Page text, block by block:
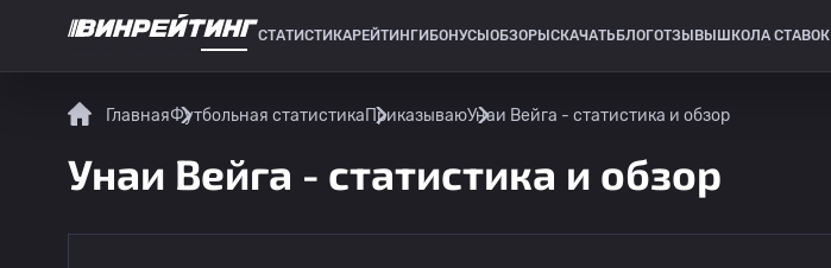
СТАТИСТИКАРЕЙТИНГИ БОНУСЫ ОБЗОРЫ СКАЧАТЬ БЛОГОТЗЫВЫ ШКОЛА СТАВОК
ГлавнаяФутбольная статистикаПриказываюУнаи Вейга - статистика и обзор
Унаи Вейга - статистика и обзор